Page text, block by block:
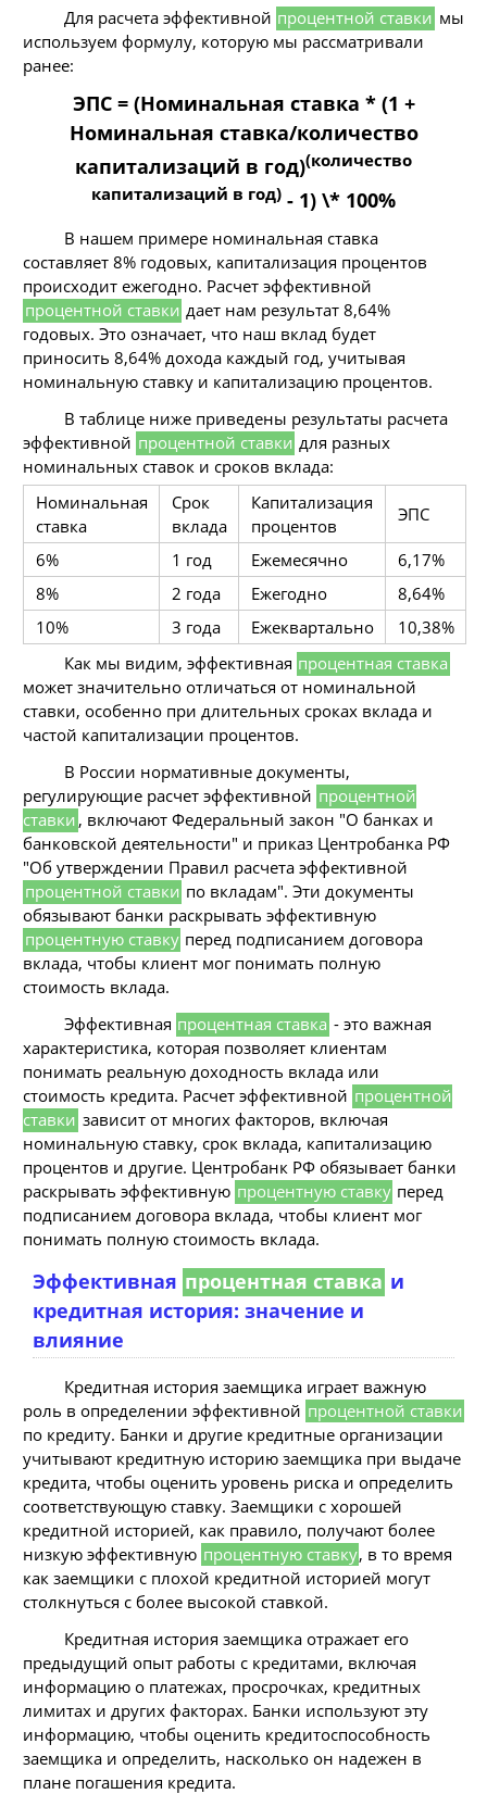
Для расчета эффективной процентной ставки мы
используем формулу, которую мы рассматривали
ранее:
ЭПС = (Номинальная ставка * (1 +
Номинальная ставка/количество
капитализаций в год)(количество
капитализаций в год) - 1) \* 100%
В нашем примере номинальная ставка
составляет 8% годовых, капитализация процентов
происходит ежегодно. Расчет эффективной
процентной ставки дает нам результат 8,64%
годовых. Это означает, что наш вклад будет
приносить 8,64% дохода каждый год, учитывая
номинальную ставку и капитализацию процентов.
В таблице ниже приведены результаты расчета
эффективной процентной ставки для разных
номинальных ставок и сроков вклада:
Номинальная
ставка
Срок
вклада
Капитализация
процентов
ЭПС
6% 1 год Ежемесячно
6,17%
8%
2 года Ежегодно
8,64%
10%
3 года Ежеквартально
10,38%
Как мы видим, эффективная процентная ставка
может значительно отличаться от номинальной
ставки, особенно при длительных сроках вклада и
частой капитализации процентов.
В России нормативные документы,
регулирующие расчет эффективной процентной
ставки , включают Федеральный закон "О банках и
банковской деятельности" и приказ Центробанка РФ
"Об утверждении Правил расчета эффективной
процентной ставки по вкладам". Эти документы
обязывают банки раскрывать эффективную
процентную ставку перед подписанием договора
вклада, чтобы клиент мог понимать полную
стоимость вклада.
Эффективная процентная ставка - это важная
характеристика, которая позволяет клиентам
понимать реальную доходность вклада или
стоимость кредита. Расчет эффективной процентной
ставки зависит от многих факторов, включая
номинальную ставку, срок вклада, капитализацию
процентов и другие. Центробанк РФ обязывает банки
раскрывать эффективную процентную ставку перед
подписанием договора вклада, чтобы клиент мог
понимать полную стоимость вклада.
Эффективная процентная ставка и
кредитная история: значение и
влияние
Кредитная история заемщика играет важную
роль в определении эффективной процентной ставки
по кредиту. Банки и другие кредитные организации
учитывают кредитную историю заемщика при выдаче
кредита, чтобы оценить уровень риска и определить
соответствующую ставку. Заемщики с хорошей
кредитной историей, как правило, получают более
низкую эффективную процентную ставку, в то время
как заемщики с плохой кредитной историей могут
столкнуться с более высокой ставкой.
Кредитная история заемщика отражает его
предыдущий опыт работы с кредитами, включая
информацию о платежах, просрочках, кредитных
лимитах и других факторах. Банки используют эту
информацию, чтобы оценить кредитоспособность
заемщика и определить, насколько он надежен в
плане погашения кредита.